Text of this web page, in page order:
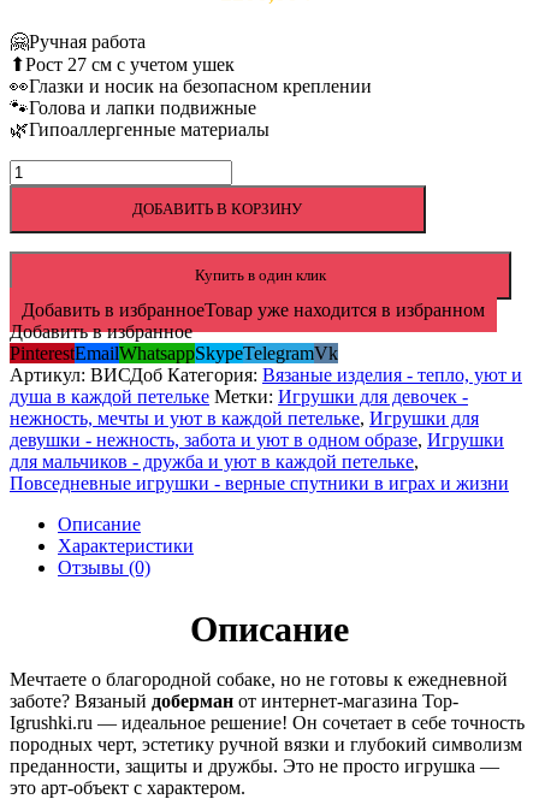
🤗Ручная работа
⬆Рост 27 см с учетом ушек
👀Глазки и носик на безопасном креплении
🐾Голова и лапки подвижные
🌿Гипоаллергенные материалы
Количество
товара
ДОБАВИТЬ В КОРЗИНУ
Купить в один клик
Добавить в избранноеТовар уже находится в избранном
Добавить в избранное
PinterestEmailWhatsappSkypeTelegramVk
Артикул: ВИСДоб Категория: Вязаные изделия - тепло, уют и
душа в каждой петельке Метки: Игрушки для девочек -
нежность, мечты и уют в каждой петельке, Игрушки для
девушки - нежность, забота и уют в одном образе, Игрушки
для мальчиков - дружба и уют в каждой петельке,
Повседневные игрушки - верные спутники в играх и жизни
Описание
Характеристики
Отзывы (0)
Описание
Мечтаете о благородной собаке, но не готовы к ежедневной
заботе? Вязаный доберман от интернет-магазина Top-
Igrushki.ru — идеальное решение! Он сочетает в себе точность
породных черт, эстетику ручной вязки и глубокий символизм
преданности, защиты и дружбы. Это не просто игрушка —
это арт-объект с характером.